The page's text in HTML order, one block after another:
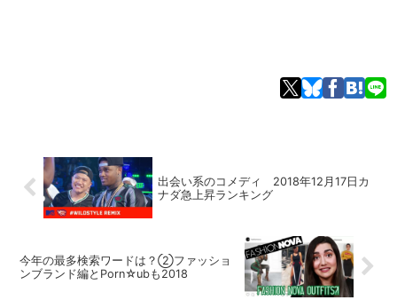
出会い系のコメディ 2018年12月17日カ
ナダ急上昇ランキング
今年の最多検索ワードは？②ファッショ
ンブランド編とPorn☆ubも2018